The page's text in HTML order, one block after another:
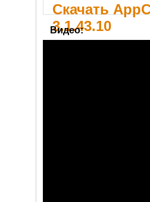
Скачать
3.1.43.10
Видео: